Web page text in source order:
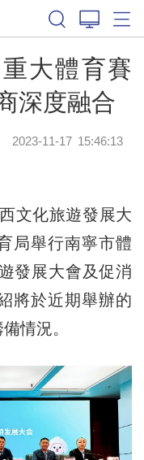
大體育賽
深度融合
2023-11-17 15:46:13
文化旅遊發展大
局舉行南寧市體
發展大會及促消
將於近期舉辦的
情況。